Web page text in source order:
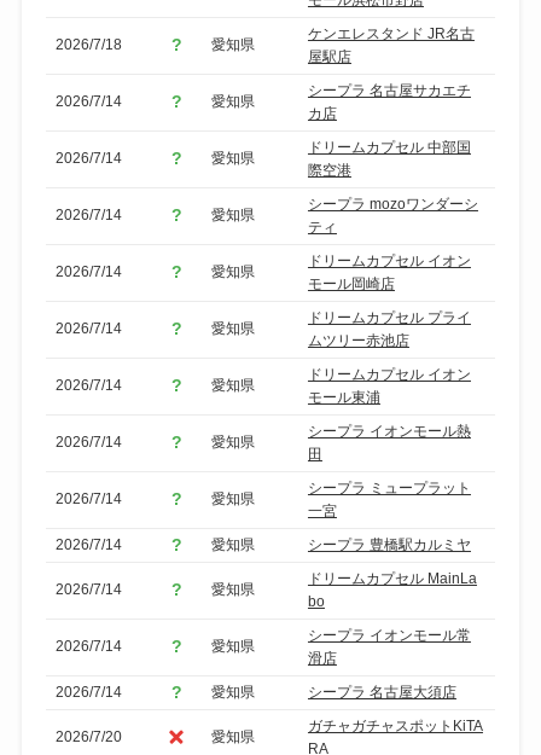
2026/7/18 愛知県
ケンエレスタンド JR名古
屋駅店
2026/7/14 愛知県
シープラ 名古屋サカエチ
カ店
2026/7/14 愛知県
ドリームカプセル 中部国
際空港
2026/7/14 愛知県
シープラ mozoワンダーシ
ティ
2026/7/14 愛知県
ドリームカプセル イオン
モール岡崎店
2026/7/14 愛知県
ドリームカプセル プライ
ムツリー赤池店
2026/7/14 愛知県
ドリームカプセル イオン
モール東浦
2026/7/14 愛知県
シープラ イオンモール熱
田
2026/7/14 愛知県
シープラ ミュープラット
一宮
2026/7/14
愛知県 シープラ 豊橋駅カルミヤ
2026/7/14 愛知県
ドリームカプセル MainLa
bo
2026/7/14 愛知県
シープラ イオンモール常
滑店
2026/7/14
愛知県 シープラ 名古屋大須店
2026/7/20 愛知県
ガチャガチャスポットKiTA
RA